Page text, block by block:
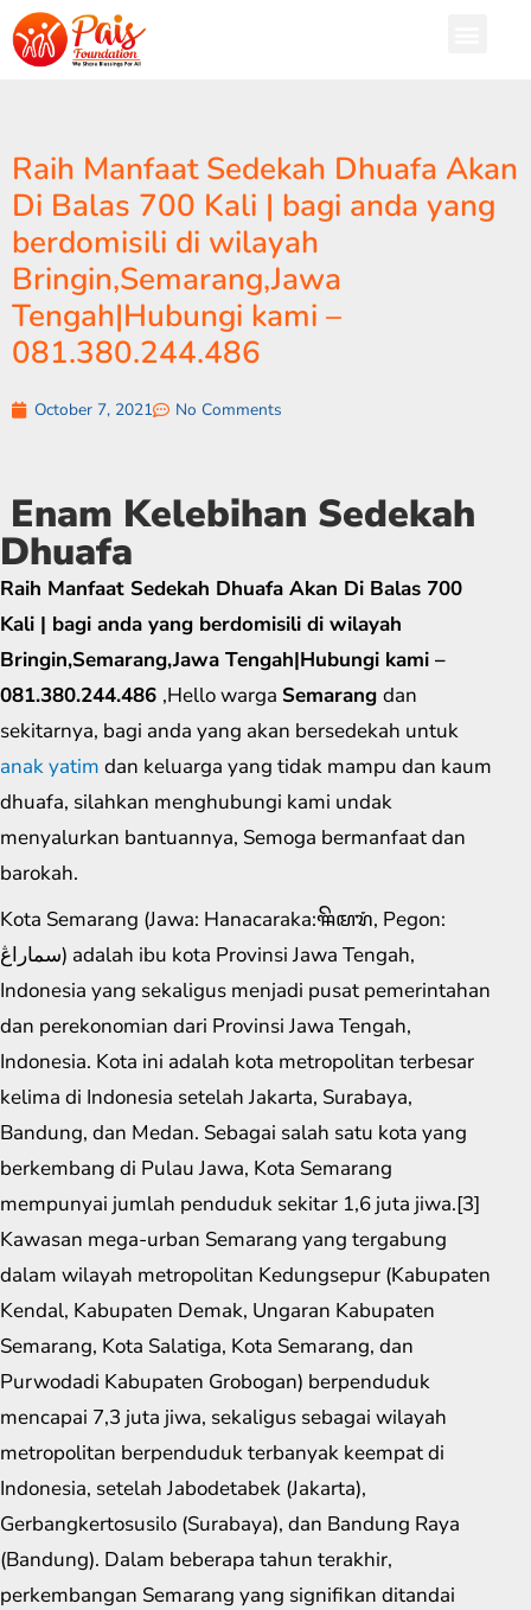
Raih Manfaat Sedekah Dhuafa Akan
Di Balas 700 Kali | bagi anda yang
berdomisili di wilayah
Bringin,Semarang,Jawa
Tengah|Hubungi kami –
081.380.244.486
October 7, 2021 No Comments
Enam Kelebihan Sedekah
Dhuafa
Raih Manfaat Sedekah Dhuafa Akan Di Balas 700
Kali | bagi anda yang berdomisili di wilayah
Bringin,Semarang,Jawa Tengah|Hubungi kami –
081.380.244.486 ,Hello warga Semarang dan
sekitarnya, bagi anda yang akan bersedekah untuk
anak yatim dan keluarga yang tidak mampu dan kaum
dhuafa, silahkan menghubungi kami undak
menyalurkan bantuannya, Semoga bermanfaat dan
barokah.
Kota Semarang (Jawa: Hanacaraka:ꦯꦼꦩꦫꦁ​, Pegon:
سماراڠ) adalah ibu kota Provinsi Jawa Tengah,
Indonesia yang sekaligus menjadi pusat pemerintahan
dan perekonomian dari Provinsi Jawa Tengah,
Indonesia. Kota ini adalah kota metropolitan terbesar
kelima di Indonesia setelah Jakarta, Surabaya,
Bandung, dan Medan. Sebagai salah satu kota yang
berkembang di Pulau Jawa, Kota Semarang
mempunyai jumlah penduduk sekitar 1,6 juta jiwa.[3]
Kawasan mega-urban Semarang yang tergabung
dalam wilayah metropolitan Kedungsepur (Kabupaten
Kendal, Kabupaten Demak, Ungaran Kabupaten
Semarang, Kota Salatiga, Kota Semarang, dan
Purwodadi Kabupaten Grobogan) berpenduduk
mencapai 7,3 juta jiwa, sekaligus sebagai wilayah
metropolitan berpenduduk terbanyak keempat di
Indonesia, setelah Jabodetabek (Jakarta),
Gerbangkertosusilo (Surabaya), dan Bandung Raya
(Bandung). Dalam beberapa tahun terakhir,
perkembangan Semarang yang signifikan ditandai